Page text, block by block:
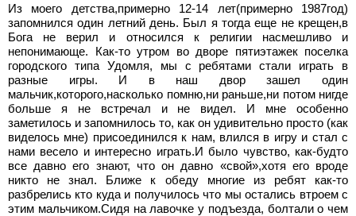
Из моего детства,примерно 12-14 лет(примерно 1987год)
запомнился один летний день. Был я тогда еще не крещен,в
Бога не верил и относился к религии насмешливо и
непонимающе. Как-то утром во дворе пятиэтажек поселка
городского типа Удомля, мы с ребятами стали играть в
разные игры. И в наш двор зашел один
мальчик,которого,насколько помню,ни раньше,ни потом нигде
больше я не встречал и не видел. И мне особенно
заметилось и запомнилось то, как он удивительно просто (как
виделось мне) присоединился к нам, влился в игру и стал с
нами весело и интересно играть.И было чувство, как-будто
все давно его знают, что он давно «свой»,хотя его вроде
никто не знал. Ближе к обеду многие из ребят как-то
разбрелись кто куда и получилось что мы остались втроем с
этим мальчиком.Сидя на лавочке у подъезда, болтали о чем